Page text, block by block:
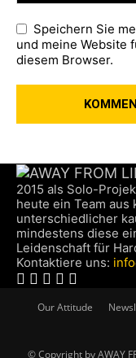
Speichern Sie
und meine Website
diesem Browser.
2015 als Solo-
heute ein Team aus
unterschiedlicher
mindestens diese
Leidenschaft für
Kontaktiere uns:
Our Attitude
© Copyright by AWAY